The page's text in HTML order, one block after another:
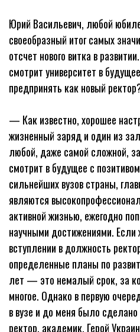
Юрий Васильевич, любой
своеобразный итог самых
отсчет нового витка в
смотрит университет в
предпринять как новый
— Как известно, хорошее
жизненный заряд и один из
любой, даже самой сложной,
смотрит в будущее с
сильнейших вузов страны,
являются
активной жизнью, ежегодно
научными достижениями. Если
вступлении в должность
определенные планы по
лет — это немалый срок, за
многое. Однако в первую
в вузе и до меня было
ректор, академик, Герой